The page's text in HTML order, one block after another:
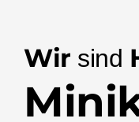
Wir sind